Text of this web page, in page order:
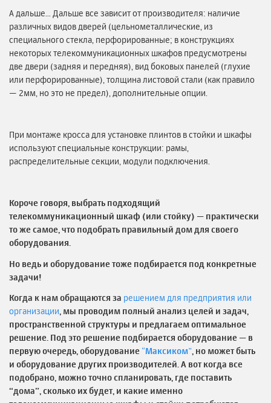
А дальше… Дальше все зависит от производителя: наличие
различных видов дверей (цельнометаллические, из
специального стекла, перфорированные; в конструкциях
некоторых телекоммуникационных шкафов предусмотрены
две двери (задняя и передняя), вид боковых панелей (глухие
или перфорированные), толщина листовой стали (как правило
— 2мм, но это не предел), дополнительные опции.
При монтаже кросса для установке плинтов в стойки и шкафы
используют специальные конструкции: рамы,
распределительные секции, модули подключения.
Короче говоря, выбрать подходящий
телекоммуникационный шкаф (или стойку) — практически
то же самое, что подобрать правильный дом для своего
оборудования.
Но ведь и оборудование тоже подбирается под конкретные
задачи!
Когда к нам обращаются за решением для предприятия или
организации, мы проводим полный анализ целей и задач,
пространственной структуры и предлагаем оптимальное
решение. Под это решение подбирается оборудование — в
первую очередь, оборудование “Максиком”, но может быть
и оборудование других производителей. А вот когда все
подобрано, можно точно спланировать, где поставить
“дома”, сколько их будет, и какие именно